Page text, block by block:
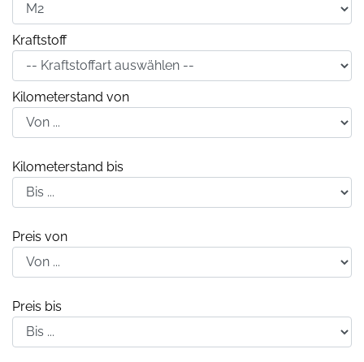
Kraftstoff
Kilometerstand von
Kilometerstand bis
Preis von
Preis bis